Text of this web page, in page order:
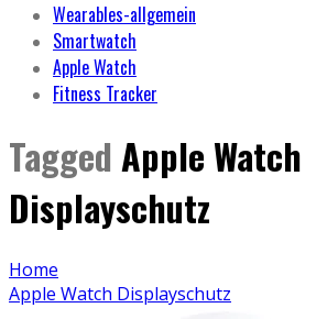
Wearables-allgemein
Smartwatch
Apple Watch
Fitness Tracker
Tagged Apple Watch
Displayschutz
Home
Apple Watch Displayschutz